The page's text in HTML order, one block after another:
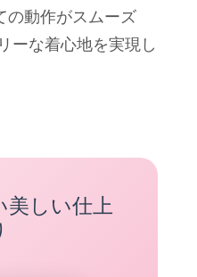
の動作がスムーズ
ーな着心地を実現し
美しい仕上